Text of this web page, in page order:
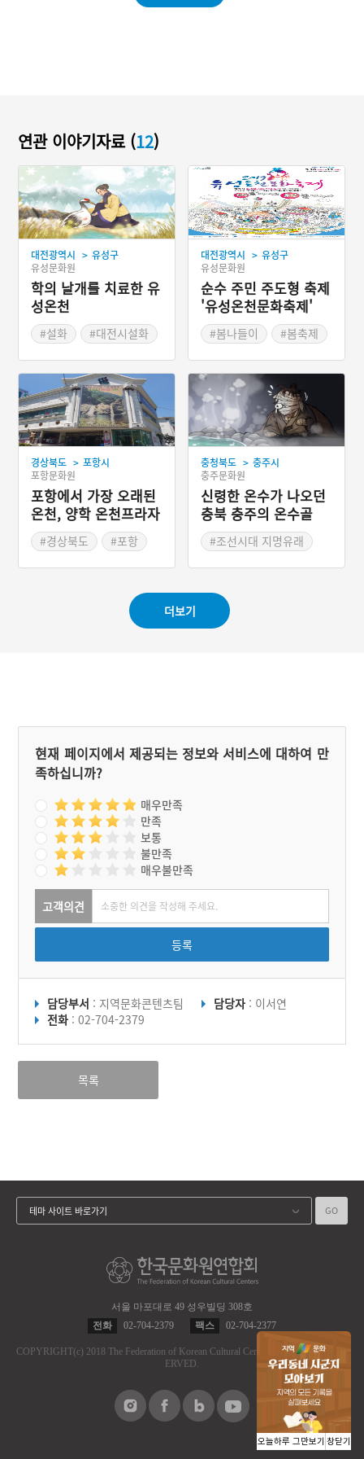
연관 이야기자료 (12)
대전광역시 > 유성구
유성문화원
학의 날개를 치료한 유
성온천
#설화 #대전시설화
대전광역시 > 유성구
유성문화원
순수 주민 주도형 축제
'유성온천문화축제'
#봄나들이 #봄축제
경상북도 > 포항시
포항문화원
포항에서 가장 오래된
온천, 양학 온천프라자
#경상북도
#포항
충청북도 > 충주시
충주문화원
신령한 온수가 나오던
충북 충주의 온수골
#조선시대 지명유래
더보기
현재 페이지에서 제공되는 정보와 서비스에 대하여 만
족하십니까?
매우만족
만족
보통
불만족
매우불만족
고객의견
등록
담당부서 : 지역문화콘텐츠팀 담당자 : 이서연
전화 : 02-704-2379
목록
서울 마포대로 49 성우빌딩 308호
전화
02-704-2379 팩스 02-704-2377
COPYRIGHT(c) 2018 The Federation of Korean Cultural Centers.
ALL RIGHT RES
ERVED.
테마 사이트 바로가기 GO
오늘하루 그만보기 창닫기